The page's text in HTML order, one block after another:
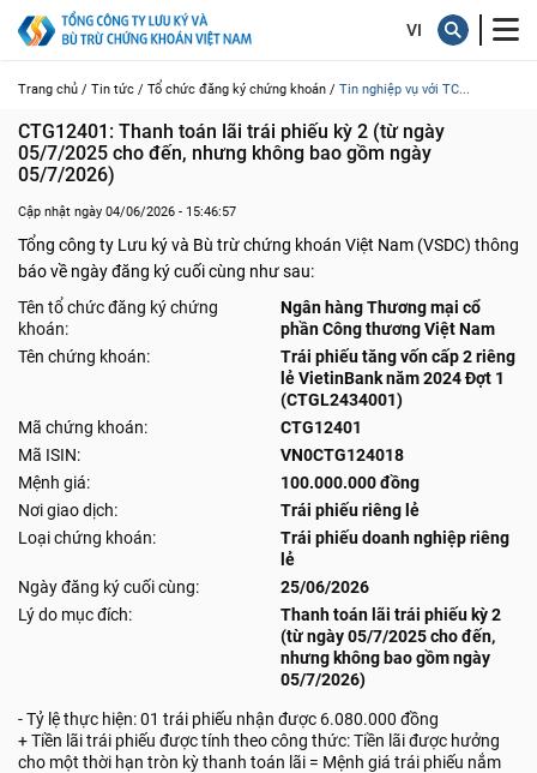
Trang chủ / Tin tức / Tổ chức đăng ký chứng khoán / Tin nghiệp vụ với TC...
CTG12401: Thanh toán lãi trái phiếu kỳ 2 (từ ngày
05/7/2025 cho đến, nhưng không bao gồm ngày
05/7/2026)
Cập nhật ngày 04/06/2026 - 15:46:57
Tổng công ty Lưu ký và Bù trừ chứng khoán Việt Nam (VSDC) thông
báo về ngày đăng ký cuối cùng như sau:
Tên tổ chức đăng ký chứng
khoán:
Ngân hàng Thương mại cổ
phần Công thương Việt Nam
Tên chứng khoán:
Trái phiếu tăng vốn cấp 2 riêng
lẻ VietinBank năm 2024 Đợt 1
(CTGL2434001)
Mã chứng khoán:
CTG12401
Mã ISIN:
VN0CTG124018
Mệnh giá:
100.000.000 đồng
Nơi giao dịch:
Trái phiếu riêng lẻ
Loại chứng khoán:
Trái phiếu doanh nghiệp riêng
lẻ
Ngày đăng ký cuối cùng:
25/06/2026
Lý do mục đích:
Thanh toán lãi trái phiếu kỳ 2
(từ ngày 05/7/2025 cho đến,
nhưng không bao gồm ngày
05/7/2026)
- Tỷ lệ thực hiện: 01 trái phiếu nhận được 6.080.000 đồng
+ Tiền lãi trái phiếu được tính theo công thức: Tiền lãi được hưởng
cho một thời hạn tròn kỳ thanh toán lãi = Mệnh giá trái phiếu nắm